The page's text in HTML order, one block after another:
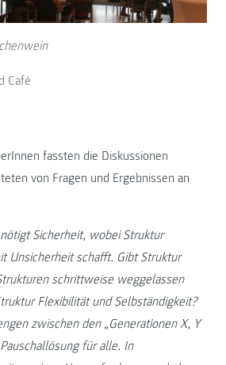
Café
fassten die Diskussionen
von Fragen und Ergebnissen an
Sicherheit, wobei Struktur
Unsicherheit schafft. Gibt Struktur
schrittweise weggelassen
Flexibilität und Selbständigkeit?
zwischen den „Generationen X, Y
für alle. In